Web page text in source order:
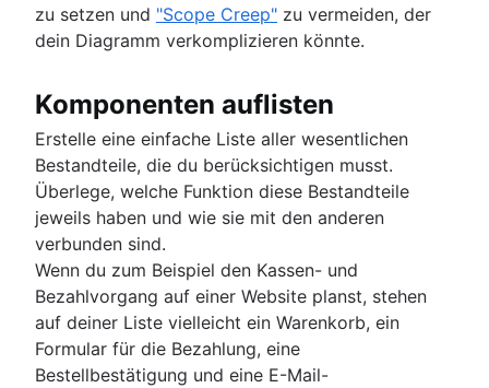
zu setzen und "Scope Creep" zu vermeiden, der
dein Diagramm verkomplizieren könnte.
Komponenten auflisten
Erstelle eine einfache Liste aller wesentlichen
Bestandteile, die du berücksichtigen musst.
Überlege, welche Funktion diese Bestandteile
jeweils haben und wie sie mit den anderen
verbunden sind.
Wenn du zum Beispiel den Kassen- und
Bezahlvorgang auf einer Website planst, stehen
auf deiner Liste vielleicht ein Warenkorb, ein
Formular für die Bezahlung, eine
Bestellbestätigung und eine E-Mail-